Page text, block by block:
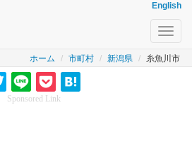
English
ホーム 市町村 新潟県 糸魚川市
Sponsored Link